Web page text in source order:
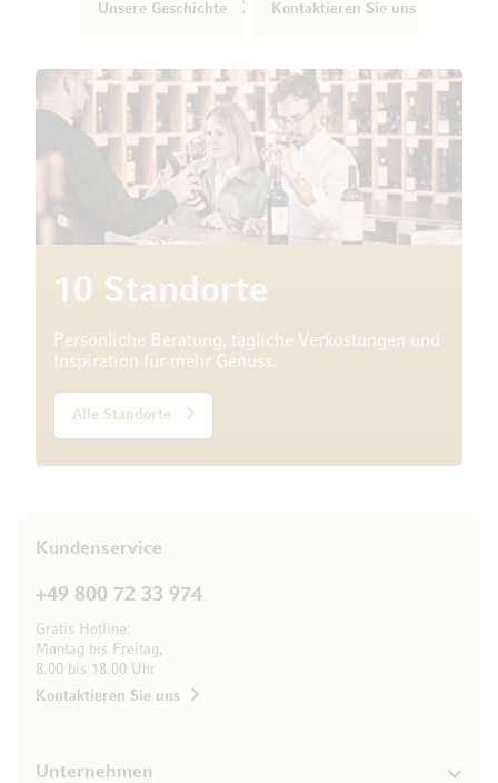
Unsere Geschichte Kontaktieren Sie uns
10 Standorte
Persönliche Beratung, tägliche Verkostungen und
Inspiration für mehr Genuss.
Alle Standorte
Kundenservice
+49 800 72 33 974
Gratis Hotline:
Montag bis Freitag,
8.00 bis 18.00 Uhr
Kontaktieren Sie uns
Unternehmen